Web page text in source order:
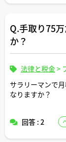
Q.手取り75
か？
法律と税金>
サラリーマンで
なりますか？
回答 : 2